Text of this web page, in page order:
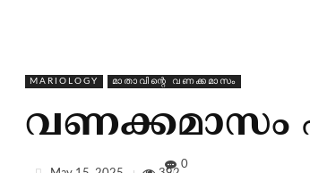
MARIOLOGY മാതാവിന്റെ വണക്കമാസം
വണക്കമാസം
0